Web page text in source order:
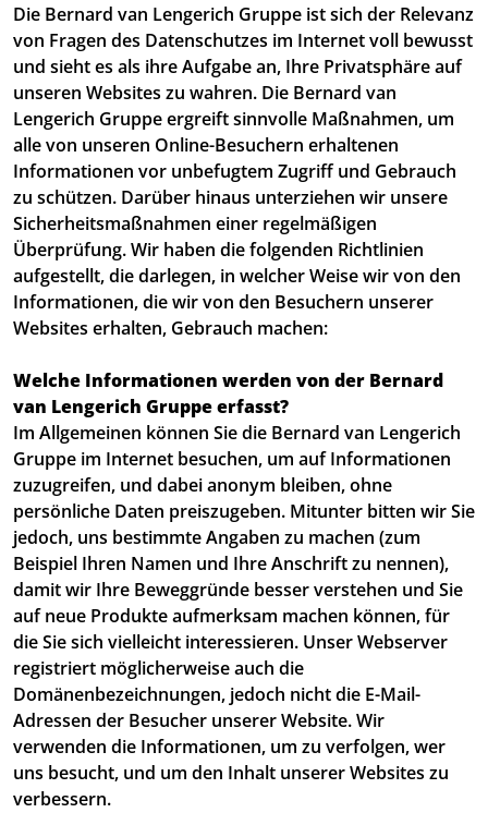
Die Bernard van Lengerich Gruppe ist sich der Relevanz
von Fragen des Datenschutzes im Internet voll bewusst
und sieht es als ihre Aufgabe an, Ihre Privatsphäre auf
unseren Websites zu wahren. Die Bernard van
Lengerich Gruppe ergreift sinnvolle Maßnahmen, um
alle von unseren Online-Besuchern erhaltenen
Informationen vor unbefugtem Zugriff und Gebrauch
zu schützen. Darüber hinaus unterziehen wir unsere
Sicherheitsmaßnahmen einer regelmäßigen
Überprüfung. Wir haben die folgenden Richtlinien
aufgestellt, die darlegen, in welcher Weise wir von den
Informationen, die wir von den Besuchern unserer
Websites erhalten, Gebrauch machen:
Welche Informationen werden von der Bernard
van Lengerich Gruppe erfasst?
Im Allgemeinen können Sie die Bernard van Lengerich
Gruppe im Internet besuchen, um auf Informationen
zuzugreifen, und dabei anonym bleiben, ohne
persönliche Daten preiszugeben. Mitunter bitten wir Sie
jedoch, uns bestimmte Angaben zu machen (zum
Beispiel Ihren Namen und Ihre Anschrift zu nennen),
damit wir Ihre Beweggründe besser verstehen und Sie
auf neue Produkte aufmerksam machen können, für
die Sie sich vielleicht interessieren. Unser Webserver
registriert möglicherweise auch die
Domänenbezeichnungen, jedoch nicht die E-Mail-
Adressen der Besucher unserer Website. Wir
verwenden die Informationen, um zu verfolgen, wer
uns besucht, und um den Inhalt unserer Websites zu
verbessern.